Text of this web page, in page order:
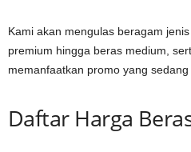
Kami akan mengulas beragam
premium hingga beras medium,
memanfaatkan promo yang
Daftar Harga